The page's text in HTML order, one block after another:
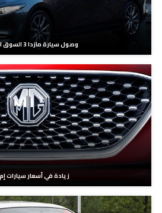
وصول سيارة مازدا 3 السوق المصري
زيادة في أسعار سيارات